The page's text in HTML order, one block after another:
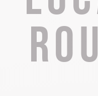
Les